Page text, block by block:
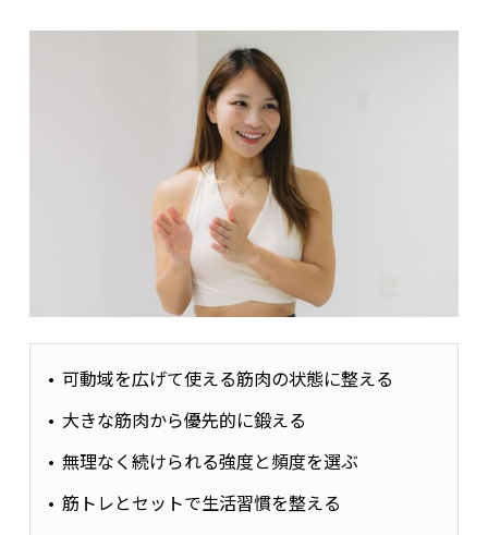
可動域を広げて使える筋肉の状態に整える
大きな筋肉から優先的に鍛える
無理なく続けられる強度と頻度を選ぶ
筋トレとセットで生活習慣を整える